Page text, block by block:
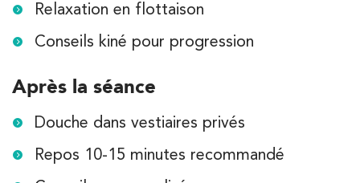
Relaxation en flottaison
Conseils kiné pour progression
Après la séance
Douche dans vestiaires privés
Repos 10-15 minutes recommandé